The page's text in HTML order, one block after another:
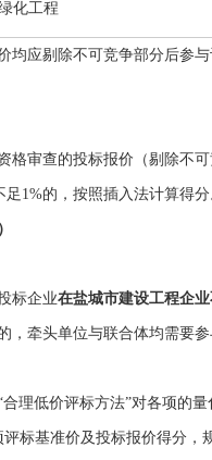
化工程
均应剔除不可竞争部分后参
格审查的投标报价 （剔除不
足1%的，按照插入法计算得
）
标企业在盐城市建设工程企
，牵头单位与联合体均需要
合理低价评标方法”对各项的
评标基准价及投标报价得分，